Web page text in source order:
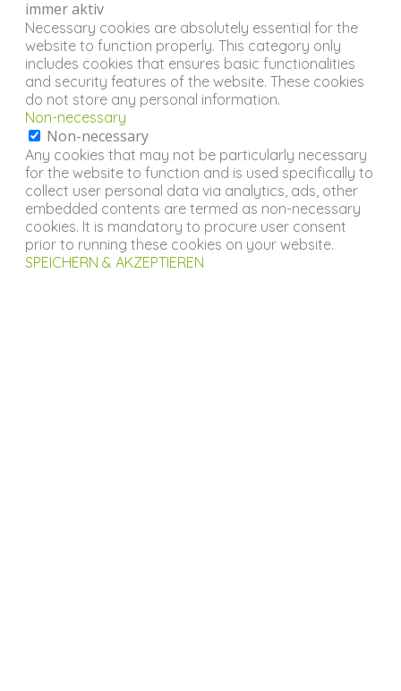
immer aktiv
Necessary cookies are absolutely essential for the
website to function properly. This category only
includes cookies that ensures basic functionalities
and security features of the website. These cookies
do not store any personal information.
Non-necessary
Non-necessary
Any cookies that may not be particularly necessary
for the website to function and is used specifically to
collect user personal data via analytics, ads, other
embedded contents are termed as non-necessary
cookies. It is mandatory to procure user consent
prior to running these cookies on your website.
SPEICHERN & AKZEPTIEREN